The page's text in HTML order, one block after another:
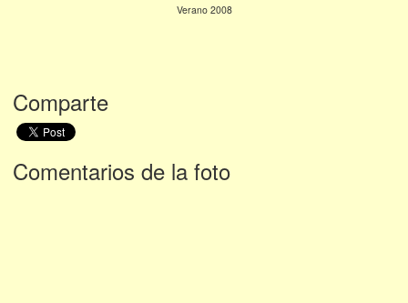
Verano 2008
Comparte
Comentarios de la foto